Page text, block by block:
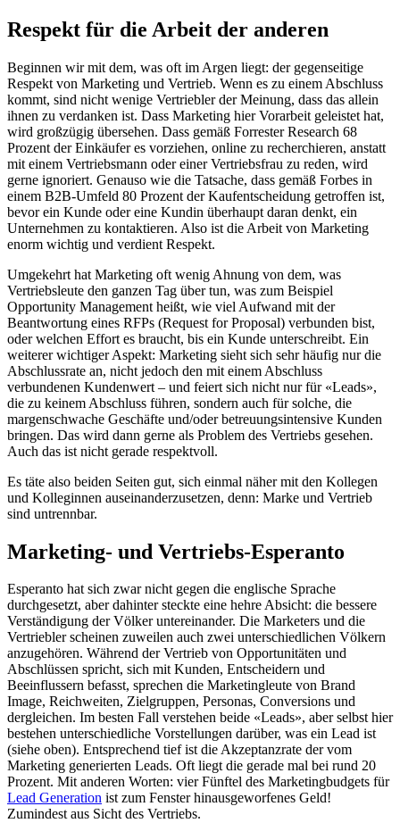
Respekt für die Arbeit der anderen
Beginnen wir mit dem, was oft im Argen liegt: der gegenseitige
Respekt von Marketing und Vertrieb. Wenn es zu einem Abschluss
kommt, sind nicht wenige Vertriebler der Meinung, dass das allein
ihnen zu verdanken ist. Dass Marketing hier Vorarbeit geleistet hat,
wird großzügig übersehen. Dass gemäß Forrester Research 68
Prozent der Einkäufer es vorziehen, online zu recherchieren, anstatt
mit einem Vertriebsmann oder einer Vertriebsfrau zu reden, wird
gerne ignoriert. Genauso wie die Tatsache, dass gemäß Forbes in
einem B2B-Umfeld 80 Prozent der Kaufentscheidung getroffen ist,
bevor ein Kunde oder eine Kundin überhaupt daran denkt, ein
Unternehmen zu kontaktieren. Also ist die Arbeit von Marketing
enorm wichtig und verdient Respekt.
Umgekehrt hat Marketing oft wenig Ahnung von dem, was
Vertriebsleute den ganzen Tag über tun, was zum Beispiel
Opportunity Management heißt, wie viel Aufwand mit der
Beantwortung eines RFPs (Request for Proposal) verbunden bist,
oder welchen Effort es braucht, bis ein Kunde unterschreibt. Ein
weiterer wichtiger Aspekt: Marketing sieht sich sehr häufig nur die
Abschlussrate an, nicht jedoch den mit einem Abschluss
verbundenen Kundenwert – und feiert sich nicht nur für «Leads»,
die zu keinem Abschluss führen, sondern auch für solche, die
margenschwache Geschäfte und/oder betreuungsintensive Kunden
bringen. Das wird dann gerne als Problem des Vertriebs gesehen.
Auch das ist nicht gerade respektvoll.
Es täte also beiden Seiten gut, sich einmal näher mit den Kollegen
und Kolleginnen auseinanderzusetzen, denn: Marke und Vertrieb
sind untrennbar.
Marketing- und Vertriebs-Esperanto
Esperanto hat sich zwar nicht gegen die englische Sprache
durchgesetzt, aber dahinter steckte eine hehre Absicht: die bessere
Verständigung der Völker untereinander. Die Marketers und die
Vertriebler scheinen zuweilen auch zwei unterschiedlichen Völkern
anzugehören. Während der Vertrieb von Opportunitäten und
Abschlüssen spricht, sich mit Kunden, Entscheidern und
Beeinflussern befasst, sprechen die Marketingleute von Brand
Image, Reichweiten, Zielgruppen, Personas, Conversions und
dergleichen. Im besten Fall verstehen beide «Leads», aber selbst hier
bestehen unterschiedliche Vorstellungen darüber, was ein Lead ist
(siehe oben). Entsprechend tief ist die Akzeptanzrate der vom
Marketing generierten Leads. Oft liegt die gerade mal bei rund 20
Prozent. Mit anderen Worten: vier Fünftel des Marketingbudgets für
Lead Generation ist zum Fenster hinausgeworfenes Geld!
Zumindest aus Sicht des Vertriebs.